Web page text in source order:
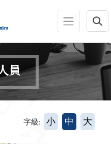
員
字級: 小 中 大